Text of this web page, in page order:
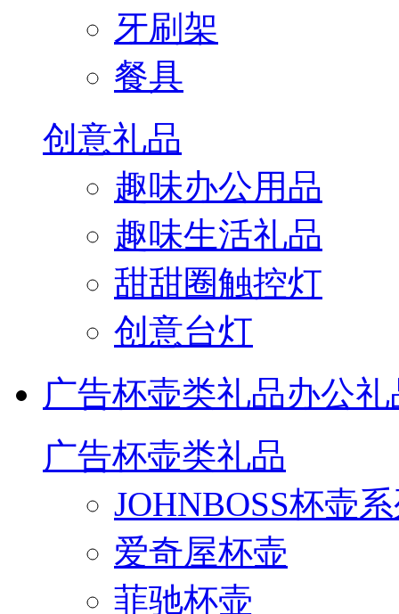
牙刷架
餐具
创意礼品
趣味办公用品
趣味生活礼品
甜甜圈触控灯
创意台灯
广告杯壶类礼品办公礼
广告杯壶类礼品
JOHNBOSS杯壶
爱奇屋杯壶
菲驰杯壶